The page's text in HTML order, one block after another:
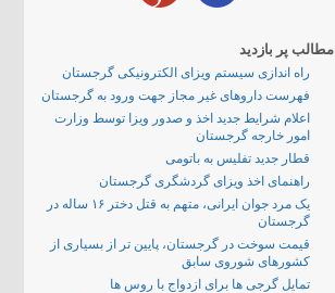
مطالب پر بازدید
راه اندازی سیستم ویزای الکترونیکی گرجستان
فهرست داروهای غیر مجاز جهت ورود به گرجستان
اعلام شرایط جدید اخذ و صدور ویزا توسط وزارت
امور خارجه گرجستان
قطار جدید تفلیس به باتومی
راهنمای اخذ ویزای گردشگری گرجستان
یک مرد جوان ایرانی، متهم به قتل دختر ۱۶ ساله در
گرجستان
قیمت سوخت در گرجستان، پایین تر از بسیاری از
کشورهای شوروی سابق
تمایل گرجی ها برای ازدواج با روس ها